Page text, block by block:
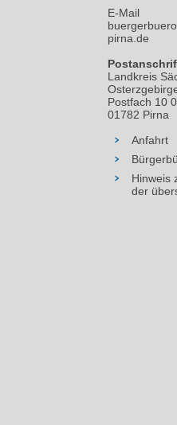
E-Mail
pirna.de
Landkreis
Postfach 10
01782 Pirna
Anfahrt
Hinweis
der